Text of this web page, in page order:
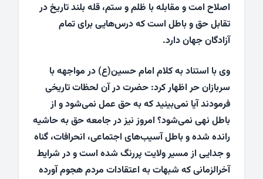
اصلاح امت و مقابله با ظلم و ستم، قله بلند تاریخ در
تقابل حق و باطل است که درس‌هایی برای تمام
آزادگان جهان دارد.
وی با استناد به کلام امام حسین(ع) در مواجهه با
سربازان حر اظهار کرد: حضرت در آن لحظات تاریخی
فرمودند آیا نمی‌بینید که به حق عمل نمی‌شود و از
باطل نهی نمی‌شود؟ امروز نیز در جامعه حق به حاشیه
رانده شده و باطل آسیب‌های اجتماعی، انحرافات، گناه
و جدایی از مسیر ولایت پررنگ شده است و در شرایط
آخرالزمانی که شبهات به اعتقادات مردم هجوم آورده